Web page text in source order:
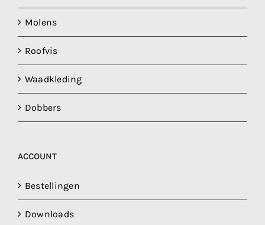
Molens
Roofvis
Waadkleding
Dobbers
ACCOUNT
Bestellingen
Downloads